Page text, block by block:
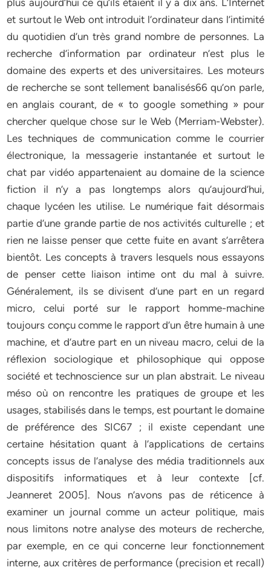
plus aujourd’hui ce qu’ils étaient il y a dix ans. L’Internet
et surtout le Web ont introduit l’ordinateur dans l’intimité
du quotidien d’un très grand nombre de personnes. La
recherche d’information par ordinateur n’est plus le
domaine des experts et des universitaires. Les moteurs
de recherche se sont tellement banalisés66 qu’on parle,
en anglais courant, de « to google something » pour
chercher quelque chose sur le Web (Merriam-Webster).
Les techniques de communication comme le courrier
électronique, la messagerie instantanée et surtout le
chat par vidéo appartenaient au domaine de la science
fiction il n’y a pas longtemps alors qu’aujourd’hui,
chaque lycéen les utilise. Le numérique fait désormais
partie d’une grande partie de nos activités culturelle ; et
rien ne laisse penser que cette fuite en avant s’arrêtera
bientôt. Les concepts à travers lesquels nous essayons
de penser cette liaison intime ont du mal à suivre.
Généralement, ils se divisent d’une part en un regard
micro, celui porté sur le rapport homme-machine
toujours conçu comme le rapport d’un être humain à une
machine, et d’autre part en un niveau macro, celui de la
réflexion sociologique et philosophique qui oppose
société et technoscience sur un plan abstrait. Le niveau
méso où on rencontre les pratiques de groupe et les
usages, stabilisés dans le temps, est pourtant le domaine
de préférence des SIC67 ; il existe cependant une
certaine hésitation quant à l’applications de certains
concepts issus de l’analyse des média traditionnels aux
dispositifs informatiques et à leur contexte [cf.
Jeanneret 2005]. Nous n’avons pas de réticence à
examiner un journal comme un acteur politique, mais
nous limitons notre analyse des moteurs de recherche,
par exemple, en ce qui concerne leur fonctionnement
interne, aux critères de performance (precision et recall)